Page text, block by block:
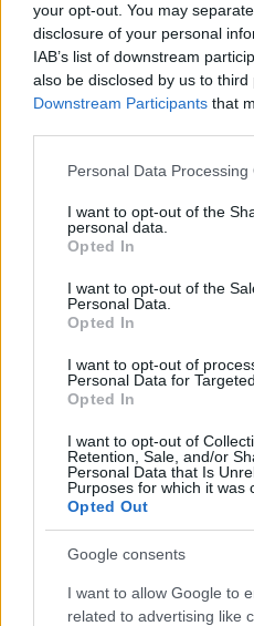
your opt-out. You may
disclosure of your personal
IAB’s list of downstream
also be disclosed by us to third
Downstream Participants that
Please note that this website/
not limited to your visit or
grant or deny consent to
use your data for below
consent section.
Personal Data Processing
I want to opt-out of the
personal data.
Opted In
I want to opt-out of the
Personal Data.
Opted In
I want to opt-out of
Personal Data for
Opted In
I want to opt-out of
Retention, Sale, and/or
Personal Data that Is
Purposes for which it was
Opted Out
Google consents
I want to allow Google to
related to advertising like
28.07.2026 13:32
Χάος με Φλωρίδη -
πολεμιστές, ζέστες και
εισιτήρια»
Φλωρίδη και Ζωή
κοινοβουλευτικό ημερολόγιο.
27.07.2026 17:02